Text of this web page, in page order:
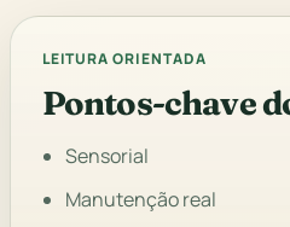
LEITURA ORIENTADA
Pontos-chave
Sensorial
Manutenção real